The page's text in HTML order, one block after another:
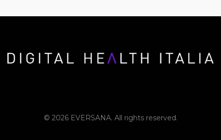
© 2026 EVERSANA. All rights reserved.